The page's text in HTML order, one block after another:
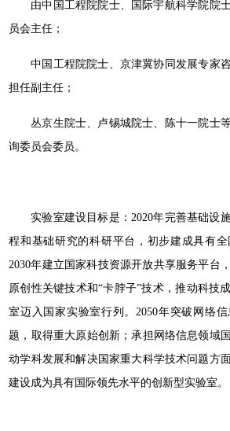
由中国工程院院士、国际宇航科学院院
员会主任；
中国工程院院士、京津冀协同发展专家
担任副主任；
丛京生院士、卢锡城院士、陈十一院士
询委员会委员。
实验室建设目标是：2020年完善基础设
程和基础研究的科研平台，初步建成具有全
2030年建立国家科技资源开放共享服务平台
原创性关键技术和“卡脖子”技术，推动科技
室迈入国家实验室行列。2050年突破网络
题，取得重大原始创新；承担网络信息领域
动学科发展和解决国家重大科学技术问题方
建设成为具有国际领先水平的创新型实验室。